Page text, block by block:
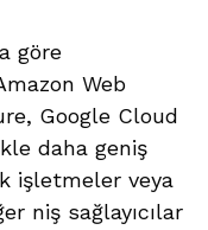
göre
Web
Google Cloud
daha geniş
işletmeler veya
niş sağlayıcılar